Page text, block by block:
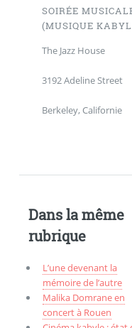
SOIRÉE
(MUSIQUE
The Jazz House
3192 Adeline Street
Berkeley, Californie
Dans la même
rubrique
L’une devenant la
mémoire de l’autre
Malika Domrane en
concert à Rouen